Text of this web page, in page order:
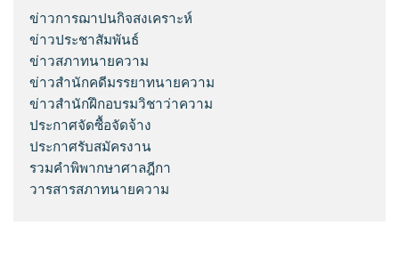
ข่าวการฌาปนกิจสงเคราะห์
ข่าวประชาสัมพันธ์
ข่าวสภาทนายความ
ข่าวสำนักคดีมรรยาทนายความ
ข่าวสำนักฝึกอบรมวิชาว่าความ
ประกาศจัดซื้อจัดจ้าง
ประกาศรับสมัครงาน
รวมคำพิพากษาศาลฎีกา
วารสารสภาทนายความ